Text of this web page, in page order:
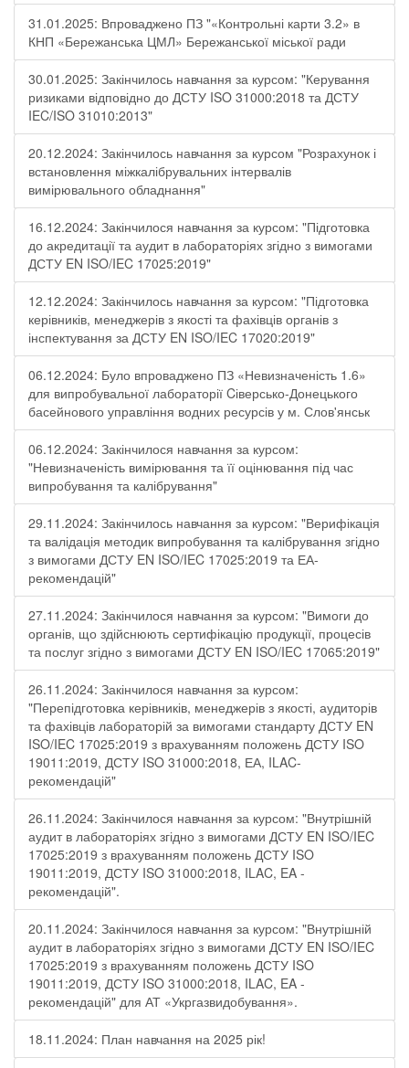
31.01.2025: Впроваджено ПЗ "«Контрольні карти 3.2» в
КНП «Бережанська ЦМЛ» Бережанської міської ради
30.01.2025: Закінчилось навчання за курсом: "Керування
ризиками відповідно до ДСТУ ISO 31000:2018 та ДСТУ
IEC/ISO 31010:2013"
20.12.2024: Закінчилось навчання за курсом "Розрахунок і
встановлення міжкалібрувальних інтервалів
вимірювального обладнання"
16.12.2024: Закінчилося навчання за курсом: "Підготовка
до акредитації та аудит в лабораторіях згідно з вимогами
ДСТУ EN ISO/IEC 17025:2019"
12.12.2024: Закінчилось навчання за курсом: "Підготовка
керівників, менеджерів з якості та фахівців органів з
інспектування за ДСТУ EN ISO/IEC 17020:2019"
06.12.2024: Було впроваджено ПЗ «Невизначеність 1.6»
для випробувальної лабораторії Cіверсько-Донецького
басейнового управління водних ресурсів у м. Слов'янськ
06.12.2024: Закінчилося навчання за курсом:
"Невизначеність вимірювання та її оцінювання під час
випробування та калібрування"
29.11.2024: Закінчилось навчання за курсом: "Верифікація
та валідація методик випробування та калібрування згідно
з вимогами ДСТУ EN ISO/IEC 17025:2019 та ЕА-
рекомендацій"
27.11.2024: Закінчилося навчання за курсом: "Вимоги до
органів, що здійснюють сертифікацію продукції, процесів
та послуг згідно з вимогами ДСТУ EN ISO/IEC 17065:2019"
26.11.2024: Закінчилося навчання за курсом:
"Перепідготовка керівників, менеджерів з якості, аудиторів
та фахівців лабораторій за вимогами стандарту ДСТУ EN
ISO/IEC 17025:2019 з врахуванням положень ДСТУ ISO
19011:2019, ДСТУ ISO 31000:2018, ЕА, ILAC-
рекомендацій"
26.11.2024: Закінчилося навчання за курсом: "Внутрішній
аудит в лабораторіях згідно з вимогами ДСТУ EN ISO/IEC
17025:2019 з врахуванням положень ДСТУ ISO
19011:2019, ДСТУ ISO 31000:2018, ILAC, EA -
рекомендацій".
20.11.2024: Закінчилося навчання за курсом: "Внутрішній
аудит в лабораторіях згідно з вимогами ДСТУ EN ISO/IEC
17025:2019 з врахуванням положень ДСТУ ISO
19011:2019, ДСТУ ISO 31000:2018, ILAC, EA -
рекомендацій" для АТ «Укргазвидобування».
18.11.2024: План навчання на 2025 рік!